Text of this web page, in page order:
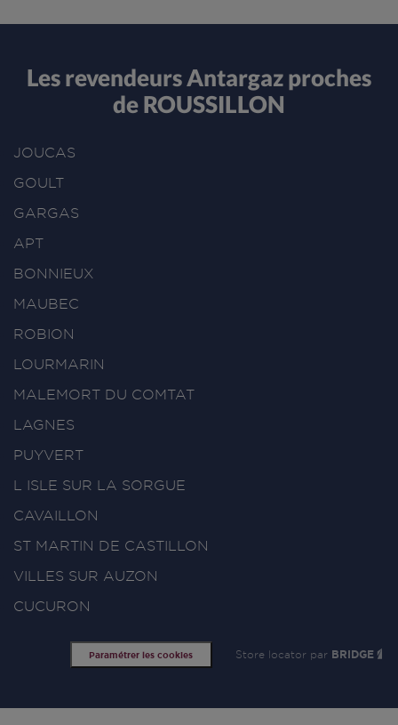
Les revendeurs Antargaz proches
de ROUSSILLON
JOUCAS
GOULT
GARGAS
APT
BONNIEUX
MAUBEC
ROBION
LOURMARIN
MALEMORT DU COMTAT
LAGNES
PUYVERT
L ISLE SUR LA SORGUE
CAVAILLON
ST MARTIN DE CASTILLON
VILLES SUR AUZON
CUCURON
Paramétrer les cookies Store locator par BRIDGE